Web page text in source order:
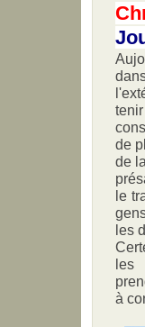
de
de
le
les
les
à